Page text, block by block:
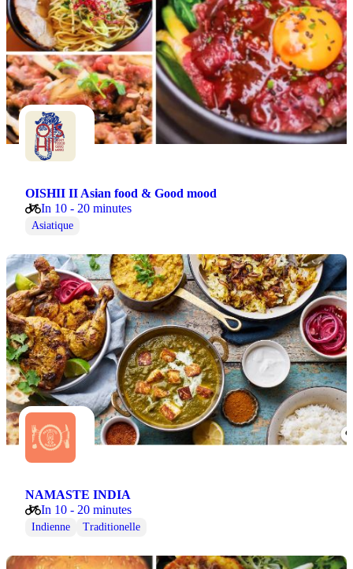
OISHII II Asian food & Good mood
In 10 - 20 minutes
Asiatique
NAMASTE INDIA
In 10 - 20 minutes
Indienne Traditionelle